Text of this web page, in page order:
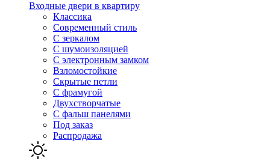
Входные двери в квартиру
Классика
Современный стиль
С зеркалом
С шумоизоляцией
С электронным замком
Взломостойкие
Скрытые петли
С фрамугой
Двухстворчатые
С фальш панелями
Под заказ
Распродажа